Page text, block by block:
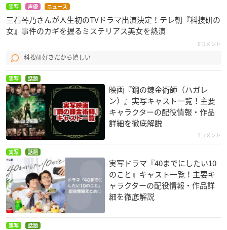
実写 声優 ニュース
三石琴乃さんが人生初のTVドラマ出演決定！テレ朝『科捜研の
女』事件のカギを握るミステリアス美女を熱演
6コメント
科捜研好きだから嬉しい
実写 話題
映画『鋼の錬金術師（ハガレ
ン）』実写キャスト一覧！主要
キャラクターの配役情報・作品
詳細を徹底解説
1コメント
実写 話題
実写ドラマ『40までにしたい10
のこと』キャスト一覧！主要キ
ャラクターの配役情報・作品詳
細を徹底解説
実写 話題